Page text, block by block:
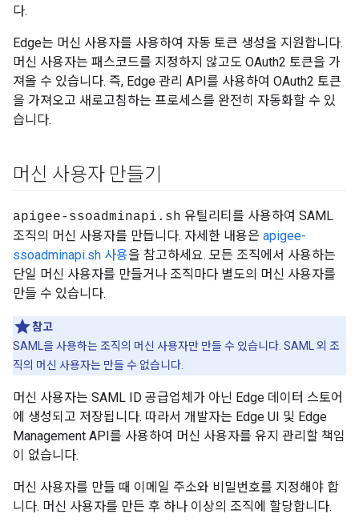
다.
Edge는 머신 사용자를 사용하여 자동 토큰 생성을 지원합니다.
머신 사용자는 패스코드를 지정하지 않고도 OAuth2 토큰을 가
져올 수 있습니다. 즉, Edge 관리 API를 사용하여 OAuth2 토큰
을 가져오고 새로고침하는 프로세스를 완전히 자동화할 수 있
습니다.
머신 사용자 만들기
apigee-ssoadminapi.sh 유틸리티를 사용하여 SAML
조직의 머신 사용자를 만듭니다. 자세한 내용은 apigee-
ssoadminapi.sh 사용을 참고하세요. 모든 조직에서 사용하는
단일 머신 사용자를 만들거나 조직마다 별도의 머신 사용자를
만들 수 있습니다.
참고
SAML을 사용하는 조직의 머신 사용자만 만들 수 있습니다. SAML 외 조
직의 머신 사용자는 만들 수 없습니다.
머신 사용자는 SAML ID 공급업체가 아닌 Edge 데이터 스토어
에 생성되고 저장됩니다. 따라서 개발자는 Edge UI 및 Edge
Management API를 사용하여 머신 사용자를 유지 관리할 책임
이 없습니다.
머신 사용자를 만들 때 이메일 주소와 비밀번호를 지정해야 합
니다. 머신 사용자를 만든 후 하나 이상의 조직에 할당합니다.